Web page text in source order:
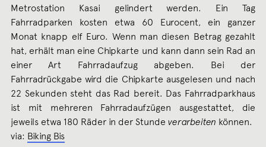
Metrostation Kasai gelindert werden. Ein Tag
Fahrradparken kosten etwa 60 Eurocent, ein ganzer
Monat knapp elf Euro. Wenn man diesen Betrag gezahlt
hat, erhält man eine Chipkarte und kann dann sein Rad an
einer Art Fahrradaufzug abgeben. Bei der
Fahrradrückgabe wird die Chipkarte ausgelesen und nach
22 Sekunden steht das Rad bereit. Das Fahrradparkhaus
ist mit mehreren Fahrradaufzügen ausgestattet, die
jeweils etwa 180 Räder in der Stunde verarbeiten können.
via: Biking Bis